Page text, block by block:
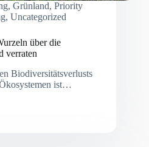
, Grünland, Priority
, Uncategorized
über die
verraten
Biodiversitätsverlusts
ist…